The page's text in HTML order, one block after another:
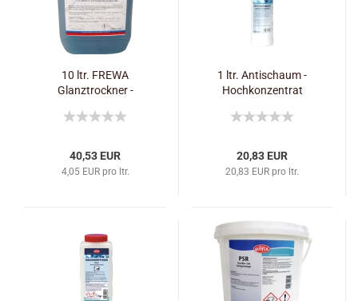
10 ltr. FREWA
Glanztrockner -
40,53 EUR
4,05 EUR pro ltr.
1 ltr. Antischaum -
Hochkonzentrat
20,83 EUR
20,83 EUR pro ltr.